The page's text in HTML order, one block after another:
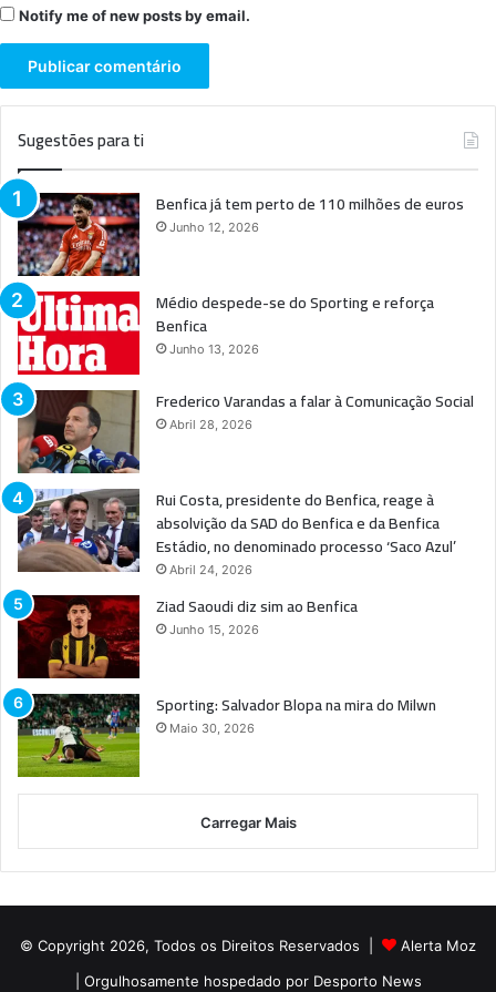
Notify me of new posts by email.
Sugestões para ti
Benfica já tem perto de 110 milhões de euros
Junho 12, 2026
Médio despede-se do Sporting e reforça
Benfica
Junho 13, 2026
Frederico Varandas a falar à Comunicação Social
Abril 28, 2026
Rui Costa, presidente do Benfica, reage à
absolvição da SAD do Benfica e da Benfica
Estádio, no denominado processo ‘Saco Azul’
Abril 24, 2026
Ziad Saoudi diz sim ao Benfica
Junho 15, 2026
Sporting: Salvador Blopa na mira do Milwn
Maio 30, 2026
Carregar Mais
© Copyright 2026, Todos os Direitos Reservados |
Alerta Moz
| Orgulhosamente hospedado por Desporto News